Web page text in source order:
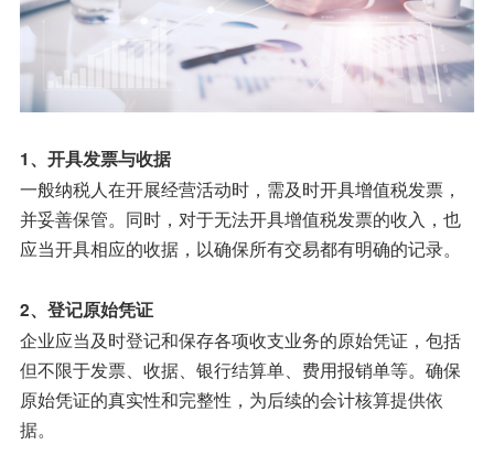
1、开具发票与收据
一般纳税人在开展经营活动时，需及时开具增值税发票，
并妥善保管。同时，对于无法开具增值税发票的收入，也
应当开具相应的收据，以确保所有交易都有明确的记录。
2、登记原始凭证
企业应当及时登记和保存各项收支业务的原始凭证，包括
但不限于发票、收据、银行结算单、费用报销单等。确保
原始凭证的真实性和完整性，为后续的会计核算提供依
据。